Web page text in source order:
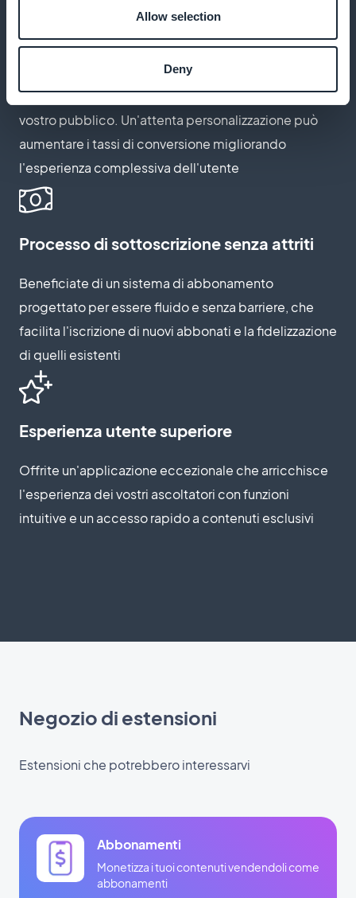
Allow selection
Deny
Create pagine di iscrizione che riflettano l'essenza
del vostro marchio e soddisfino le aspettative del
vostro pubblico. Un'attenta personalizzazione può
aumentare i tassi di conversione migliorando
l'esperienza complessiva dell'utente
Processo di sottoscrizione senza attriti
Beneficiate di un sistema di abbonamento
progettato per essere fluido e senza barriere, che
facilita l'iscrizione di nuovi abbonati e la fidelizzazione
di quelli esistenti
Esperienza utente superiore
Offrite un'applicazione eccezionale che arricchisce
l'esperienza dei vostri ascoltatori con funzioni
intuitive e un accesso rapido a contenuti esclusivi
Negozio di estensioni
Estensioni che potrebbero interessarvi
Abbonamenti
Monetizza i tuoi contenuti vendendoli come
abbonamenti